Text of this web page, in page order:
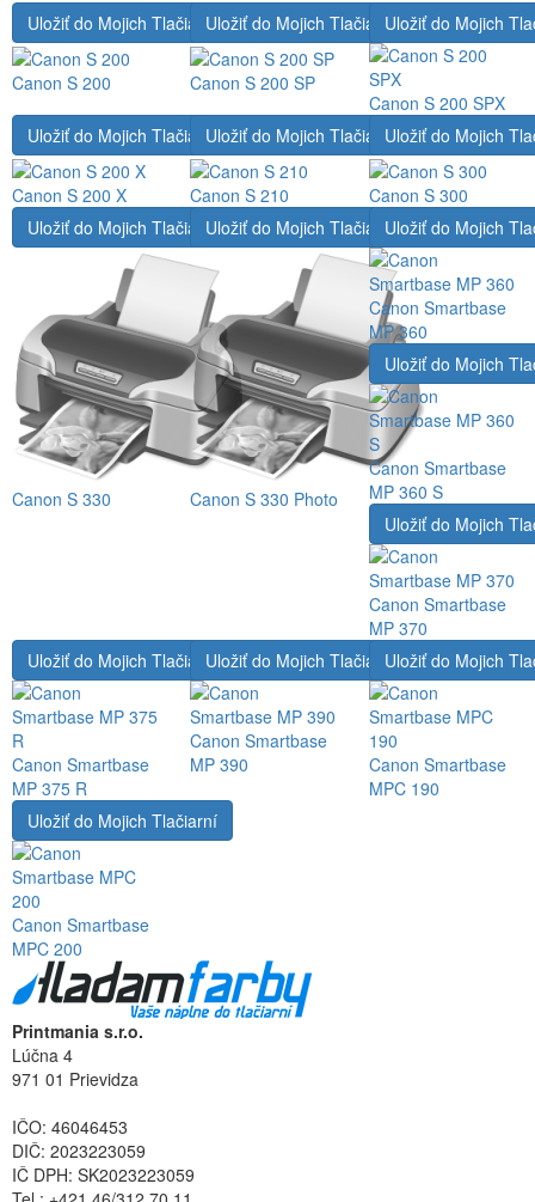
Uložiť do Mojich Tlačiarní
Canon S 200
Uložiť do Mojich Tlačiarní
Canon S 200 SP
Uložiť do Mojich
Canon S 200 SPX
Uložiť do Mojich Tlačiarní
Canon S 200 X
Uložiť do Mojich Tlačiarní
Canon S 210
Uložiť do Mojich
Canon S 300
Uložiť do Mojich Tlačiarní
Canon S 330
Uložiť do Mojich Tlačiarní
Canon S 330 Photo
Uložiť do Mojich
Canon Smartbase
MP 360
Uložiť do Mojich
Canon Smartbase
MP 360 S
Uložiť do Mojich
Canon Smartbase
MP 370
Uložiť do Mojich Tlačiarní
Canon Smartbase
MP 375 R
Uložiť do Mojich Tlačiarní
Canon Smartbase
MP 390
Uložiť do Mojich
Canon Smartbase
MPC 190
Uložiť do Mojich Tlačiarní
Canon Smartbase
MPC 200
Printmania s.r.o.
Lúčna 4
971 01 Prievidza
IČO: 46046453
DIČ: 2023223059
IČ DPH: SK2023223059